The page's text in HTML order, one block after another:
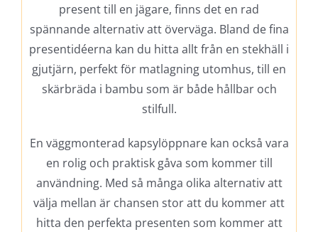
present till en jägare, finns det en rad
spännande alternativ att överväga. Bland de fina
presentidéerna kan du hitta allt från en stekhäll i
gjutjärn, perfekt för matlagning utomhus, till en
skärbräda i bambu som är både hållbar och
stilfull.
En väggmonterad kapsylöppnare kan också vara
en rolig och praktisk gåva som kommer till
användning. Med så många olika alternativ att
välja mellan är chansen stor att du kommer att
hitta den perfekta presenten som kommer att